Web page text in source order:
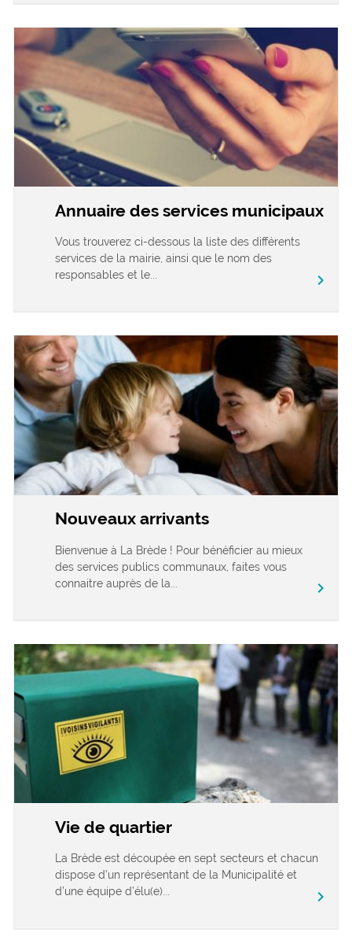
Annuaire des services municipaux
Vous trouverez ci-dessous la liste des différents
services de la mairie, ainsi que le nom des
responsables et le...
chevron_right
Nouveaux arrivants
Bienvenue à La Brède ! Pour bénéficier au mieux
des services publics communaux, faites vous
connaitre auprès de la...
chevron_right
Vie de quartier
La Brède est découpée en sept secteurs et chacun
dispose d’un représentant de la Municipalité et
d’une équipe d’élu(e)...
chevron_right